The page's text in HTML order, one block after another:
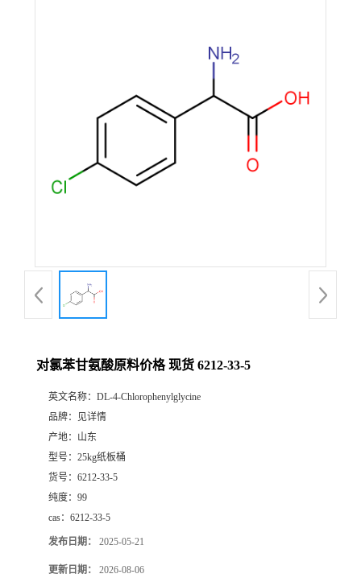
对氯苯甘氨酸原料价格 现货 6212-33-5
英文名称： DL-4-Chlorophenylglycine
品牌：
见详情
产地： 山东
型号： 25kg纸板桶
货号： 6212-33-5
纯度： 99
cas： 6212-33-5
发布日期： 2025-05-21
更新日期： 2026-08-06